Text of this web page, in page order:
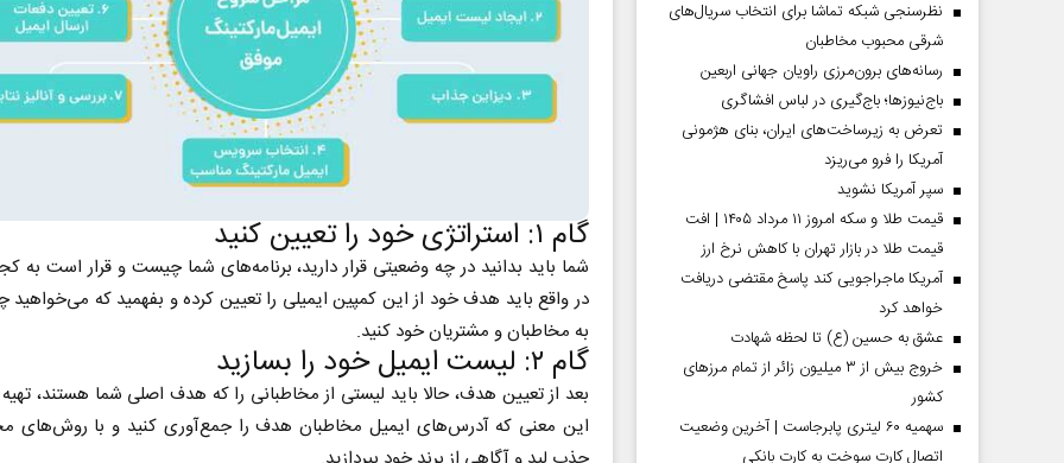
گام ۱: استراتژی خود را تعیین کنید
شما باید بدانید در چه وضعیتی قرار دارید، برنامه‌های شما چیست و قرار است به
در واقع باید هدف خود از این کمپین ایمیلی را تعیین کرده و بفهمید که
به مخاطبان و مشتریان خود کنید.
گام ۲: لیست ایمیل خود را بسازید
بعد از تعیین هدف، حالا باید لیستی از مخاطبانی را که هدف اصلی شما هستند، تهیه
این معنی که آدرس‌های ایمیل مخاطبان هدف را جمع‌آوری کنید و با روش‌‌‌های
نظرسنجی شبکه تماشا برای انتخاب سریال‌های
شرقی محبوب مخاطبان
رسانه‌های برون‌مرزی راویان جهانی اربعین
باج‌نیوزها؛ باج‌گیری در لباس افشاگری
تعرض به زیرساخت‌های ایران، بنای هژمونی
آمریکا را فرو می‌ریزد
سپر آمریکا نشوید
قیمت طلا و سکه امروز ۱۱ مرداد ۱۴۰۵ | افت
قیمت طلا در بازار تهران با کاهش نرخ ارز
آمریکا ماجراجویی کند پاسخ مقتضی دریافت
خواهد کرد
عشق به حسین (ع) تا لحظه شهادت
خروج بیش از ۳ میلیون زائر از تمام مرز‌های
کشور
سهمیه ۶۰ لیتری پابرجاست | آخرین وضعیت
اتصال کارت سوخت به کارت بانکی
صفحات نخست‌روزنامه‌ها‌ی‌چهارشنبه‌۷‌مردادماه صفحات نخست روزنامه ها‌ی‌سه‌شنبه ۶ مردادماه